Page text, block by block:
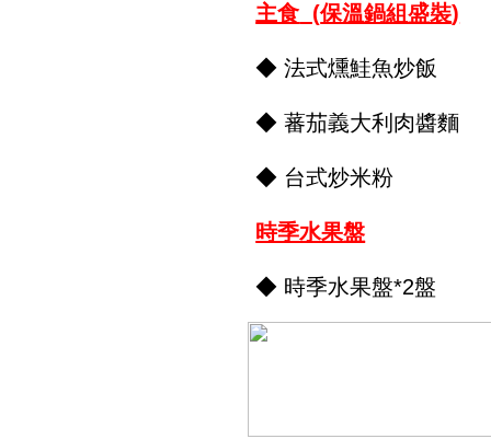
主食 (保溫鍋組盛裝)
◆ 法式燻鮭魚炒飯
◆ 蕃茄義大利肉醬麵
◆ 台式炒米粉
時季水果盤
◆ 時季水果盤*2盤